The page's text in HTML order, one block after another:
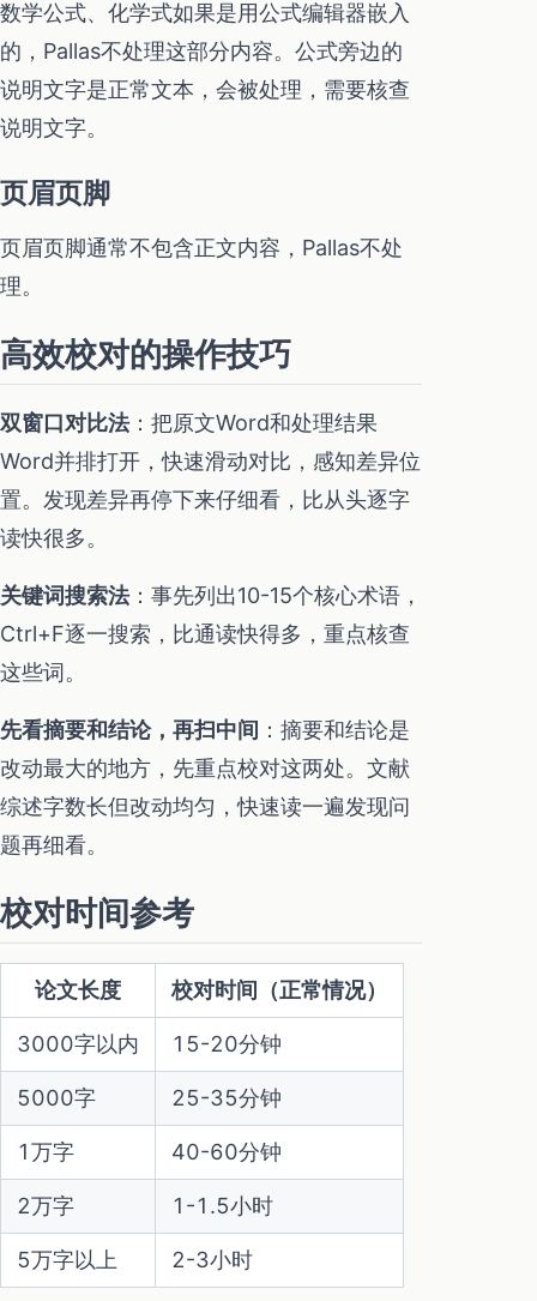
数学公式、化学式如果是用公式编辑器嵌入
的，Pallas不处理这部分内容。公式旁边的
说明文字是正常文本，会被处理，需要核查
说明文字。
页眉页脚
页眉页脚通常不包含正文内容，Pallas不处
理。
高效校对的操作技巧
双窗口对比法：把原文Word和处理结果
Word并排打开，快速滑动对比，感知差异位
置。发现差异再停下来仔细看，比从头逐字
读快很多。
关键词搜索法：事先列出10-15个核心术语，
Ctrl+F逐一搜索，比通读快得多，重点核查
这些词。
先看摘要和结论，再扫中间 ：摘要和结论是
改动最大的地方，先重点校对这两处。文献
综述字数长但改动均匀，快速读一遍发现问
题再细看。
校对时间参考
论文长度 校对时间（正常情况）
3000字以内 15-20分钟
5000字 25-35分钟
1万字 40-60分钟
2万字 1-1.5小时
5万字以上 2-3小时